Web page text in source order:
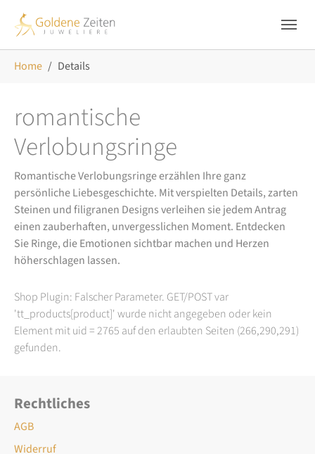
Home Details
romantische
Verlobungsringe
Romantische Verlobungsringe erzählen Ihre ganz
persönliche Liebesgeschichte. Mit verspielten Details, zarten
Steinen und filigranen Designs verleihen sie jedem Antrag
einen zauberhaften, unvergesslichen Moment. Entdecken
Sie Ringe, die Emotionen sichtbar machen und Herzen
höherschlagen lassen.
Shop Plugin: Falscher Parameter. GET/POST var
'tt_products[product]' wurde nicht angegeben oder kein
Element mit uid = 2765 auf den erlaubten Seiten (266,290,291)
gefunden.
Rechtliches
AGB
Widerruf